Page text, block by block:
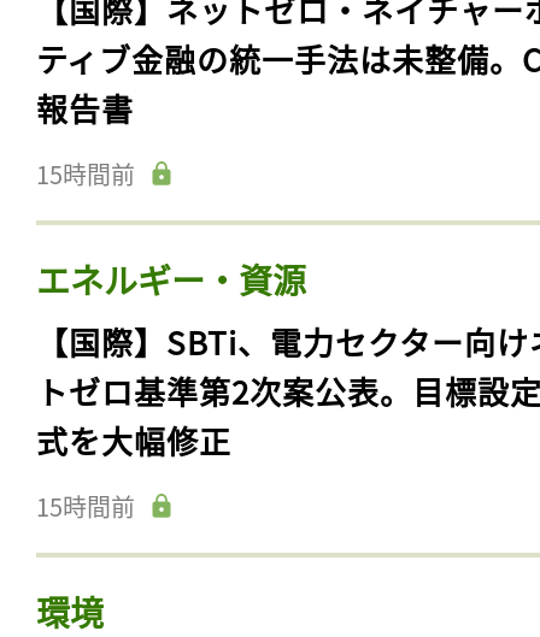
【国際】ネットゼロ・ネイチャー
ティブ金融の統一手法は未整備。
報告書
15時間前
エネルギー・資源
【国際】SBTi、電力セクター向
トゼロ基準第2次案公表。目標設
式を大幅修正
15時間前
環境